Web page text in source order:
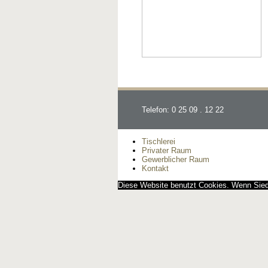
Telefon: 0 25 09 . 12 22
Tischlerei
Privater Raum
Gewerblicher Raum
Kontakt
Diese Website benutzt Cookies. Wenn